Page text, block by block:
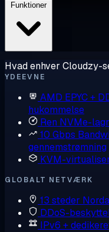
Funktioner
Hvad enhver Cloudzy-
YDEEVNE
AMD EPYC +
hukommelse
Ren NVMe-
10 Gbps
gennemstrømning
KVM-
GLOBALT NETVÆRK
13 steder
DDoS-
IPv6 +